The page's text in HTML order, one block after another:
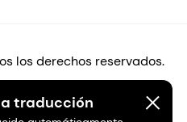
traducción
los derechos reservados.